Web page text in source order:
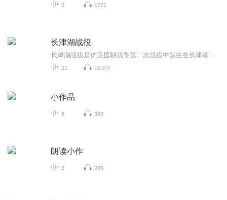
3 1771
长津湖战役
21 10.3万
小作品
8 383
朗读小作
3 286